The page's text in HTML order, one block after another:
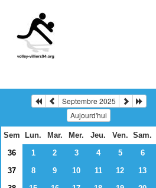
Septembre 2025
Aujourd'hui
Sem Lun. Mar. Mer. Jeu. Ven. Sam.
36
1 2 3 4 5 6
37
8 9 10 11 12 13